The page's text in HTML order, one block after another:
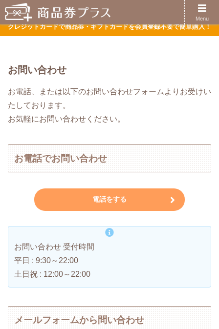
ほぼ全てのクレジットがご利用可能です
クレジットカードで商品券・ギフトカードを会員登録不要で簡単購入！
お問い合わせ
お電話、または以下のお問い合わせフォームよりお受けい
たしております。
お気軽にお問い合わせください。
お電話でお問い合わせ
電話をする
お問い合わせ 受付時間
平日 : 9:30～22:00
土日祝 : 12:00～22:00
メールフォームから問い合わせ
Menu